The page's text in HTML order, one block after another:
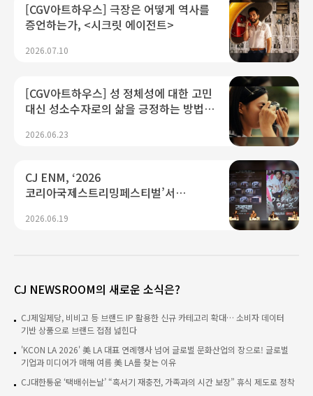
[CGV아트하우스] 극장은 어떻게 역사를
증언하는가, <시크릿 에이전트>
2026.07.10
[CGV아트하우스] 성 정체성에 대한 고민
대신 성소수자로의 삶을 긍정하는 방법,
2026.06.23
CJ ENM, ‘2026
코리아국제스트리밍페스티벌’서
기술 결합으로 글로벌 확장 가속"
2026.06.19
CJ NEWSROOM의 새로운 소식은?
CJ제일제당, 비비고 등 브랜드 IP 활용한 신규 카테고리 확대… 소비자 데이터
기반 상품으로 브랜드 접점 넓힌다
'KCON LA 2026' 美 LA 대표 연례행사 넘어 글로벌 문화산업의 장으로! 글로벌
기업과 미디어가 매해 여름 美 LA를 찾는 이유
CJ대한통운 ‘택배쉬는날’ “혹서기 재충전, 가족과의 시간 보장” 휴식 제도로 정착